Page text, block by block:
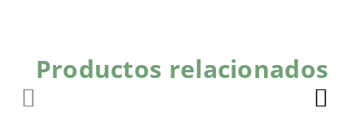
Productos relacionados